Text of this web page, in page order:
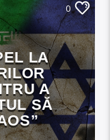
0
LA
A
SĂ